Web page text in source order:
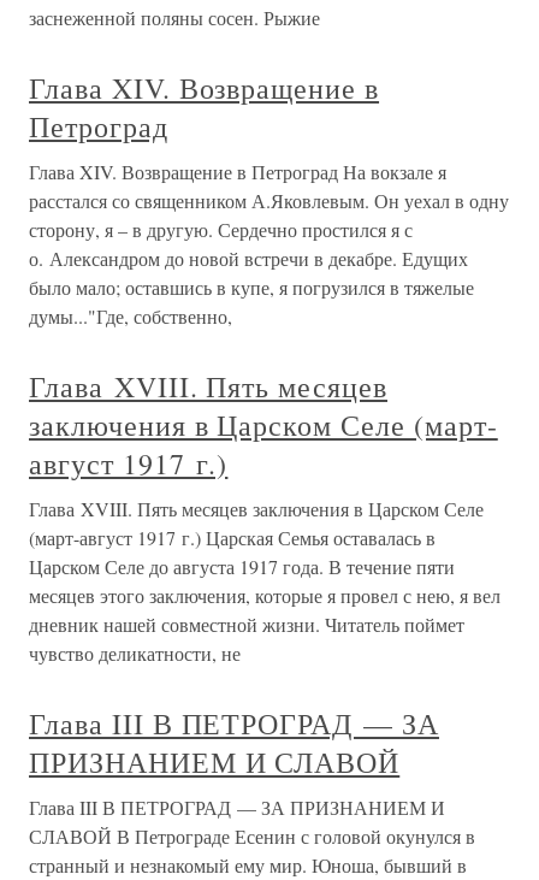
заснеженной поляны сосен. Рыжие
Глава XIV. Возвращение в
Петроград
Глава XIV. Возвращение в Петроград На вокзале я
расстался со священником А.Яковлевым. Он уехал в одну
сторону, я – в другую. Сердечно простился я с
о. Александром до новой встречи в декабре. Едущих
было мало; оставшись в купе, я погрузился в тяжелые
думы..."Где, собственно,
Глава XVIII. Пять месяцев
заключения в Царском Селе (март-
август 1917 г.)
Глава XVIII. Пять месяцев заключения в Царском Селе
(март-август 1917 г.) Царская Семья оставалась в
Царском Селе до августа 1917 года. В течение пяти
месяцев этого заключения, которые я провел с нею, я вел
дневник нашей совместной жизни. Читатель поймет
чувство деликатности, не
Глава III В ПЕТРОГРАД — ЗА
ПРИЗНАНИЕМ И СЛАВОЙ
Глава III В ПЕТРОГРАД — ЗА ПРИЗНАНИЕМ И
СЛАВОЙ В Петрограде Есенин с головой окунулся в
странный и незнакомый ему мир. Юноша, бывший в